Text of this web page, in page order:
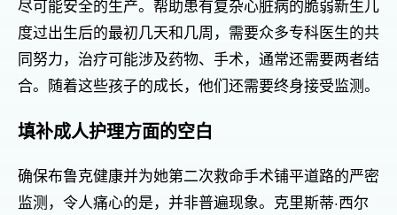
尽可能安全的生产。帮助患有复杂心脏病的脆弱新生儿
度过出生后的最初几天和几周，需要众多专科医生的共
同努力，治疗可能涉及药物、手术，通常还需要两者结
合。随着这些孩子的成长，他们还需要终身接受监测。
填补成人护理方面的空白
确保布鲁克健康并为她第二次救命手术铺平道路的严密
监测，令人痛心的是，并非普遍现象。克里斯蒂·西尔